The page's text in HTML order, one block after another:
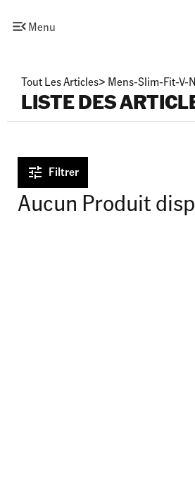
Menu
Tout Les Articles> Mens-Slim-Fit-V-
LISTE DES
Filtrer
Aucun Produit